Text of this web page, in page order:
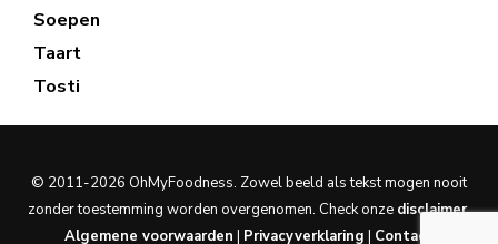
Soepen
Taart
Tosti
© 2011-2026 OhMyFoodness. Zowel beeld als tekst mogen nooit
zonder toestemming worden overgenomen. Check onze disclaimer.
Algemene voorwaarden | Privacyverklaring | Contact